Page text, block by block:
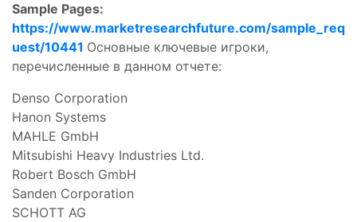
Sample Pages:
https://www.marketresearchfuture.com/sample_req
uest/10441 Основные ключевые игроки,
перечисленные в данном отчете:
Denso Corporation
Hanon Systems
MAHLE GmbH
Mitsubishi Heavy Industries Ltd.
Robert Bosch GmbH
Sanden Corporation
SCHOTT AG